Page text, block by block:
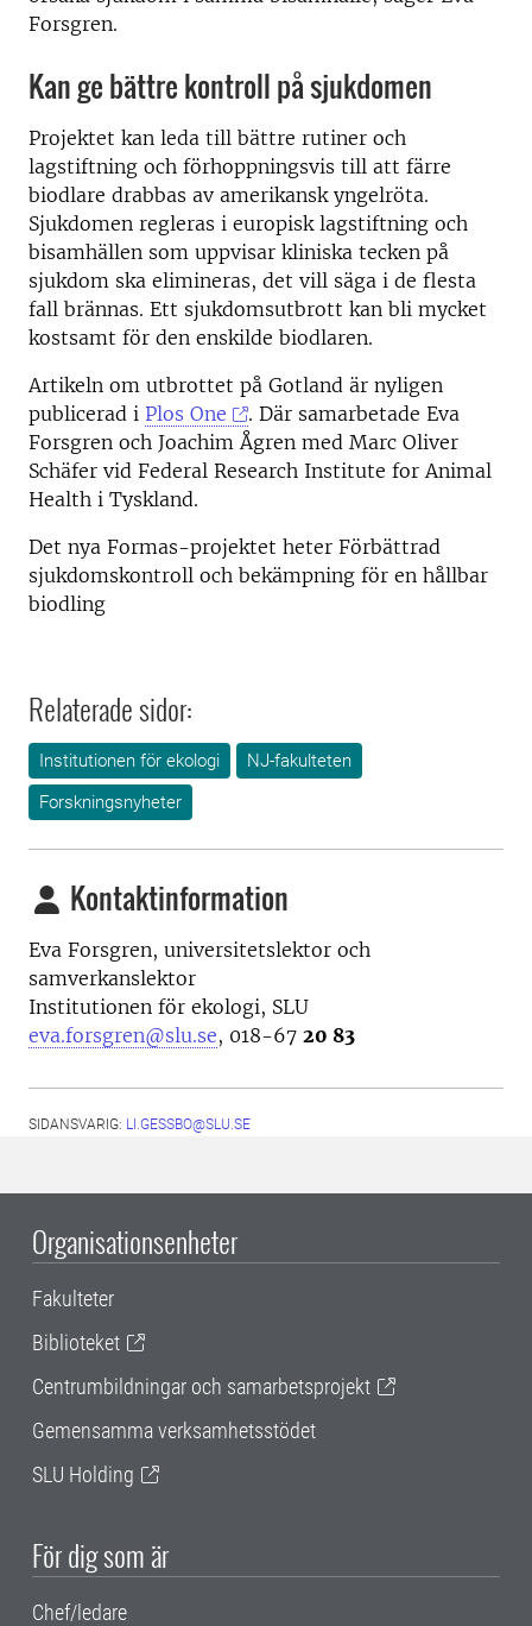
Forsgren.
Kan ge bättre kontroll på sjukdomen
Projektet kan leda till bättre rutiner och
lagstiftning och förhoppningsvis till att färre
biodlare drabbas av amerikansk yngelröta.
Sjukdomen regleras i europisk lagstiftning och
bisamhällen som uppvisar kliniska tecken på
sjukdom ska elimineras, det vill säga i de flesta
fall brännas. Ett sjukdomsutbrott kan bli mycket
kostsamt för den enskilde biodlaren.
Artikeln om utbrottet på Gotland är nyligen
publicerad i Plos One
. Där samarbetade Eva
Forsgren och Joachim Ågren med Marc Oliver
Schäfer vid Federal Research Institute for Animal
Health i Tyskland.
Det nya Formas-projektet heter Förbättrad
sjukdomskontroll och bekämpning för en hållbar
biodling
Relaterade sidor:
Institutionen för ekologi
NJ-fakulteten
Forskningsnyheter
Kontaktinformation
Eva Forsgren, universitetslektor och
samverkanslektor
Institutionen för ekologi, SLU
eva.forsgren@slu.se, 018-67 20 83
SIDANSVARIG: LI.GESSBO@SLU.SE
Organisationsenheter
Fakulteter
Biblioteket
Centrumbildningar och samarbetsprojekt
Gemensamma verksamhetsstödet
SLU Holding
För dig som är
Chef/ledare